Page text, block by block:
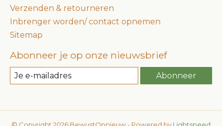
Verzenden & retourneren
Inbrenger worden/ contact opnemen
Sitemap
Abonneer je op onze nieuwsbrief
Abonneer
© Copyright 2026 BewustOpnieuw - Powered by Lightspeed